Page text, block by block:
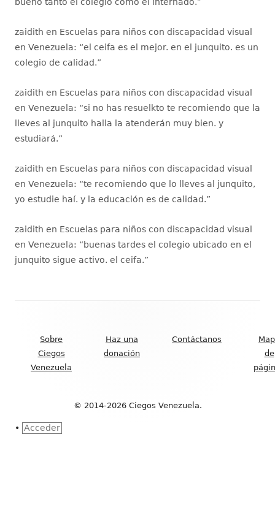
zaidith en Escuelas para niños con discapacidad visual
en Venezuela: “el ceifa es el mejor. en el junquito. es un
colegio de calidad.”
zaidith en Escuelas para niños con discapacidad visual
en Venezuela: “si no has resuelkto te recomiendo que la
lleves al junquito halla la atenderán muy bien. y
estudiará.”
zaidith en Escuelas para niños con discapacidad visual
en Venezuela: “te recomiendo que lo lleves al junquito,
yo estudie haí. y la educación es de calidad.”
zaidith en Escuelas para niños con discapacidad visual
en Venezuela: “buenas tardes el colegio ubicado en el
junquito sigue activo. el ceifa.”
Footer
Sobre
Ciegos
Venezuela
Haz una
donación
Contáctanos
de
© 2014-2026 Ciegos Venezuela.
• Acceder